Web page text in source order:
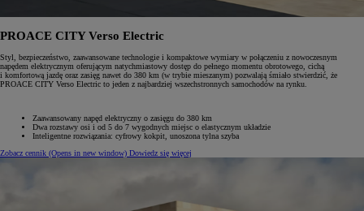
PROACE CITY Verso Electric
Styl, bezpieczeństwo, zaawansowane technologie i kompaktowe wymiary w połączeniu z nowoczesnym
napędem elektrycznym oferującym natychmiastowy dostęp do pełnego momentu obrotowego, cichą
i komfortową jazdę oraz zasięg nawet do 380 km (w trybie mieszanym) pozwalają śmiało stwierdzić, że
PROACE CITY Verso Electric to jeden z najbardziej wszechstronnych samochodów na rynku.
Zaawansowany napęd elektryczny o zasięgu do 380 km
Dwa rozstawy osi i od 5 do 7 wygodnych miejsc o elastycznym układzie
Inteligentne rozwiązania: cyfrowy kokpit, unoszona tylna szyba
Zobacz cennik (Opens in new window) Dowiedz się więcej